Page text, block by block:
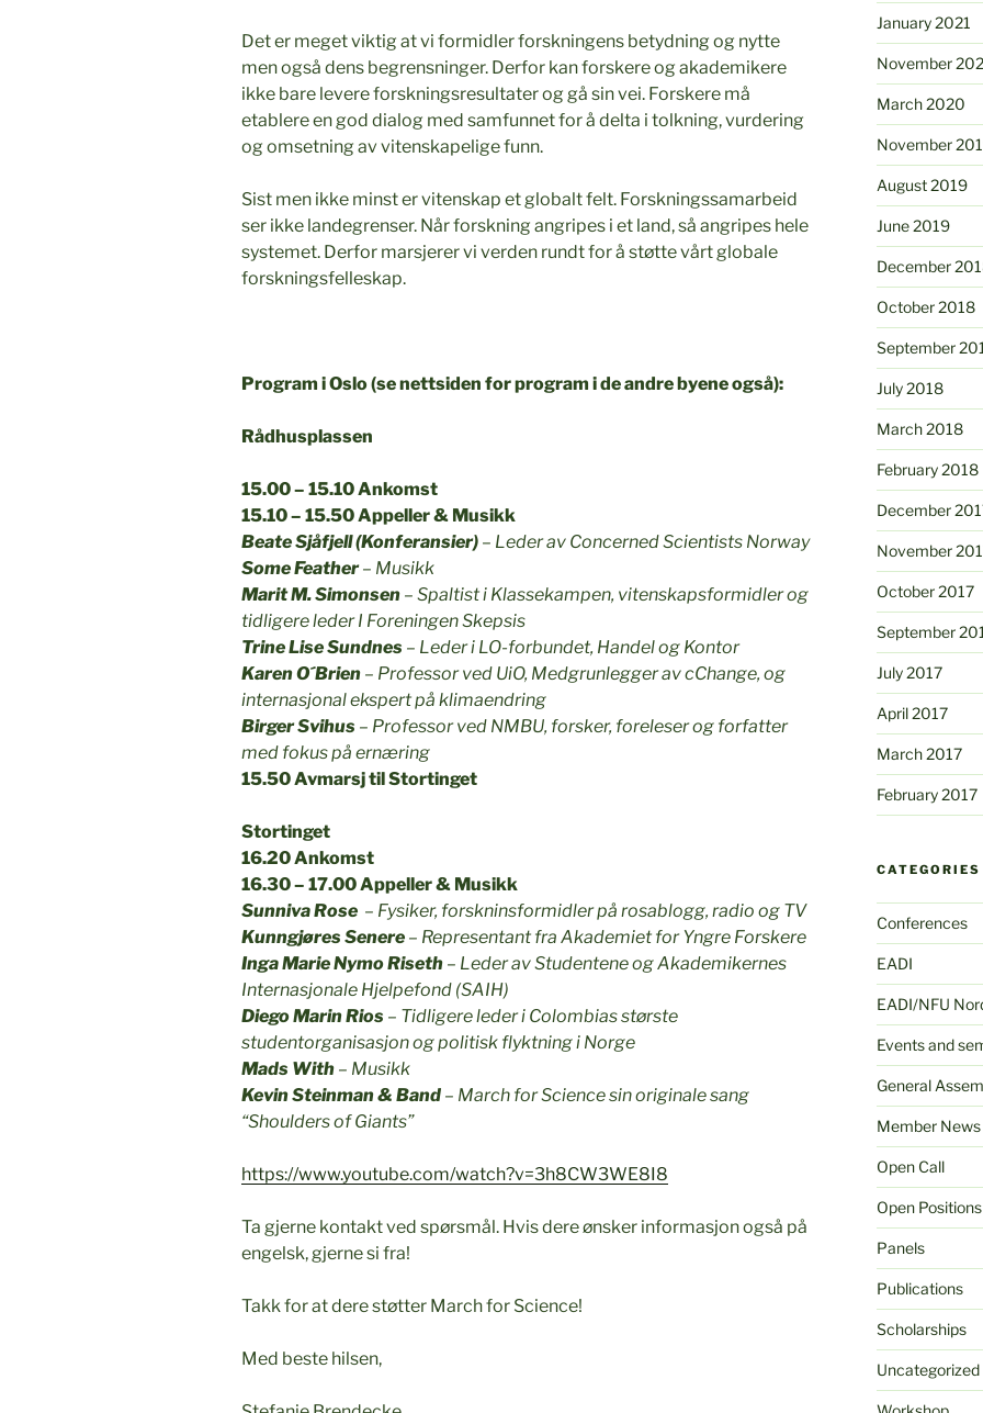
Det er meget viktig at vi formidler forskningens betydning og nytte
men også dens begrensninger. Derfor kan forskere og akademikere
ikke bare levere forskningsresultater og gå sin vei. Forskere må
etablere en god dialog med samfunnet for å delta i tolkning, vurdering
og omsetning av vitenskapelige funn.
Sist men ikke minst er vitenskap et globalt felt. Forskningssamarbeid
ser ikke landegrenser. Når forskning angripes i et land, så angripes hele
systemet. Derfor marsjerer vi verden rundt for å støtte vårt globale
forskningsfelleskap.
Program i Oslo (se nettsiden for program i de andre byene også):
Rådhusplassen
15.00 – 15.10 Ankomst
15.10 – 15.50 Appeller & Musikk
Beate Sjåfjell (Konferansier) – Leder av Concerned Scientists Norway
Some Feather– Musikk
Marit M. Simonsen – Spaltist i Klassekampen, vitenskapsformidler og
tidligere leder I Foreningen Skepsis
Trine Lise Sundnes – Leder i LO-forbundet, Handel og Kontor
Karen O´Brien – Professor ved UiO, Medgrunlegger av cChange, og
internasjonal ekspert på klimaendring
Birger Svihus – Professor ved NMBU, forsker, foreleser og forfatter
med fokus på ernæring
15.50 Avmarsj til Stortinget
Stortinget
16.20 Ankomst
16.30 – 17.00 Appeller & Musikk
Sunniva Rose – Fysiker, forskninsformidler på rosablogg, radio og TV
Kunngjøres Senere – Representant fra Akademiet for Yngre Forskere
Inga Marie Nymo Riseth – Leder av Studentene og Akademikernes
Internasjonale Hjelpefond (SAIH)
Diego Marin Rios – Tidligere leder i Colombias største
studentorganisasjon og politisk flyktning i Norge
Mads With – Musikk
Kevin Steinman & Band – March for Science sin originale sang
“Shoulders of Giants”
https://www.youtube.com/watch?v=3h8CW3WE8I8
Ta gjerne kontakt ved spørsmål. Hvis dere ønsker informasjon også på
engelsk, gjerne si fra!
Takk for at dere støtter March for Science!
Med beste hilsen,
January 2021
November
March 2020
November
August 2019
June 2019
December
October 2018
September
July 2018
March 2018
February 2018
December
November
October 2017
September
July 2017
April 2017
March 2017
February 2017
CATEGORIES
Conferences
EADI
EADI/NFU
Events and
General
Member News
Open Call
Open Positions
Panels
Publications
Scholarships
Uncategorized